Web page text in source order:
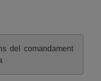
(T52C)
del comandament